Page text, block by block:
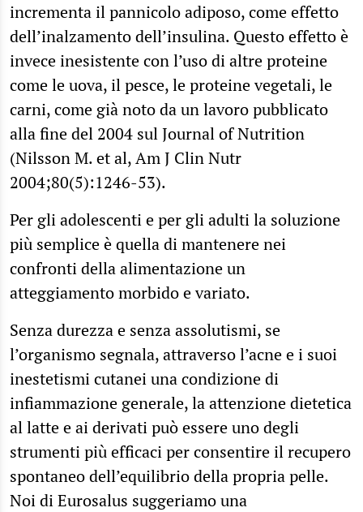
incrementa il pannicolo adiposo, come effetto
dell’inalzamento dell’insulina. Questo effetto è
invece inesistente con l’uso di altre proteine
come le uova, il pesce, le proteine vegetali, le
carni, come già noto da un lavoro pubblicato
alla fine del 2004 sul Journal of Nutrition
(Nilsson M. et al, Am J Clin Nutr
2004;80(5):1246-53).
Per gli adolescenti e per gli adulti la soluzione
più semplice è quella di mantenere nei
confronti della alimentazione un
atteggiamento morbido e variato.
Senza durezza e senza assolutismi, se
l’organismo segnala, attraverso l’acne e i suoi
inestetismi cutanei una condizione di
infiammazione generale, la attenzione dietetica
al latte e ai derivati può essere uno degli
strumenti più efficaci per consentire il recupero
spontaneo dell’equilibrio della propria pelle.
Noi di Eurosalus suggeriamo una